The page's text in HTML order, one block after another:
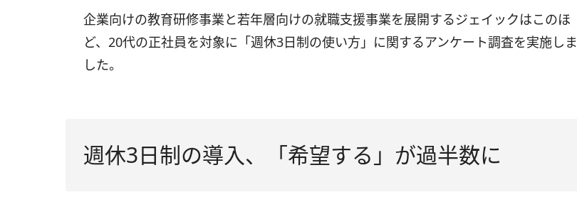
企業向けの教育研修事業と若年層向けの就職支援事業を展開するジェイックはこのほ
ど、20代の正社員を対象に「週休3日制の使い方」に関するアンケート調査を実施しま
した。
週休3日制の導入、「希望する」が過半数に